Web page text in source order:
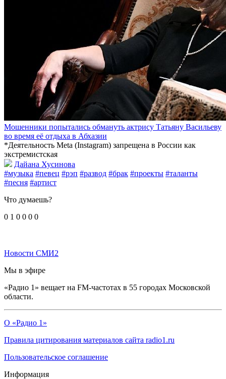
Мошенники попытались обмануть актрису Татьяну Васильеву
во время её отдыха в Абхазии
*Деятельность Meta (Instagram) запрещена в России как
экстремистская
Дайана Хусинова
#музыка #певец #рэп #развод #брак #проекты #таланты
#песня #артист
Что думаешь?
0 1 0 0 0 0
Новости СМИ2
Мы в эфире
«Радио 1» вещает на FM-частотах в 55 городах Московской
области.
О «Радио 1»
Правила цитирования материалов сайта radio1.ru
Пользовательское соглашение
Информация